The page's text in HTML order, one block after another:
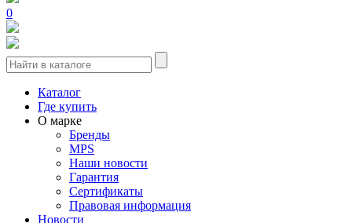
0
Каталог
Где купить
О марке
Бренды
MPS
Наши новости
Гарантия
Сертификаты
Правовая информация
Новости